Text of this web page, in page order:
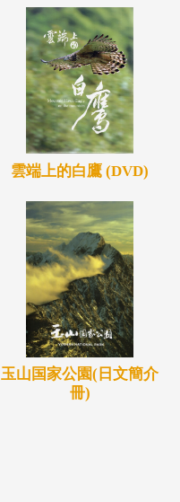
雲端上的白鷹 (DVD)
玉山国家公園(日文簡介
冊)